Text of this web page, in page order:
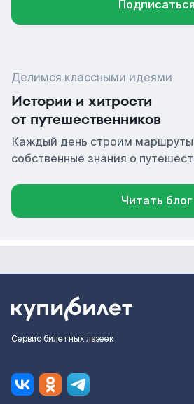
Подписаться
Делимся классными идеями
Истории и хитрости
от путешественников
Каждый день строим маршруты
собственные знания о
Читать блог
Сервис билетных лазеек